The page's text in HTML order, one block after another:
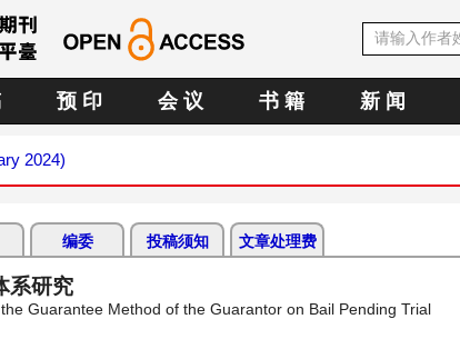
预 印 会 议 书 籍 新 闻
2024)
编委 投稿须知 文章处理费
系研究
Guarantee Method of the Guarantor on Bail Pending Trial